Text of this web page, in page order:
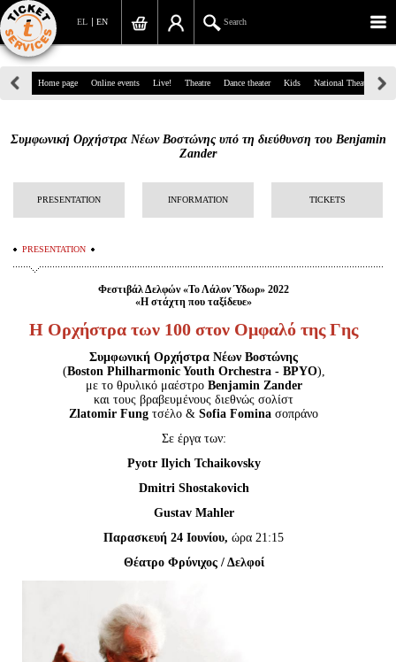
EN
EL Search
39, Panepistimiou Str, Athens
info@ticketservices.gr
Search
Sign up/Sign in
Search your order
Personal Data
Information
Είσοδος διαχειριστή
Home page Online events Live! Theatre Dance theater Kids National Theatre
Συμφωνική Ορχήστρα Νέων Βοστώνης υπό τη διεύθυνση του Benjamin
Zander
PRESENTATION INFORMATION TICKETS
PRESENTATION
Φεστιβάλ Δελφών «Το Λάλον Ύδωρ» 2022
«Η στάχτη που ταξίδευε»
Η Ορχήστρα των 100 στον Ομφαλό της Γης
Συμφωνική Ορχήστρα Νέων Βοστώνης
(Boston Philharmonic Youth Orchestra - BPYO),
με το θρυλικό μαέστρο Benjamin Zander
και τους βραβευμένους διεθνώς σολίστ
Zlatomir Fung τσέλο & Sofia Fomina σοπράνο
Σε έργα των:
Pyotr Ilyich Tchaikovsky
Dmitri Shostakovich
Gustav Mahler
Παρασκευή 24 Ιουνίου, ώρα 21:15
Θέατρο Φρύνιχος / Δελφοί